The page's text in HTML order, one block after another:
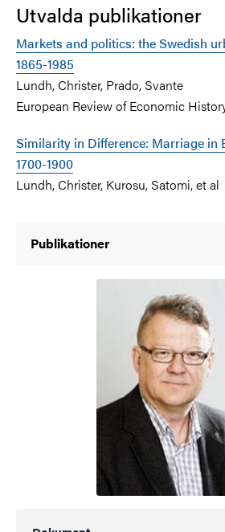
Utvalda publikationer
Markets and politics: the Swedish
1865-1985
Lundh, Christer, Prado, Svante
European Review of Economic
Similarity in Difference: Marriage in
1700-1900
Lundh, Christer, Kurosu, Satomi, et al
Publikationer